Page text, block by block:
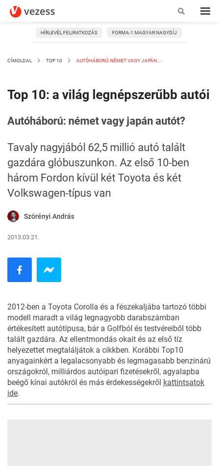
HÍRLEVÉL FELIRATKOZÁS FORMA-1 MAGYAR NAGYDÍJ
CÍMOLDAL TOP 10 AUTÓHÁBORÚ: NÉMET VAGY JAPÁN...
Top 10: a világ legnépszerűbb autói
Autóháború: német vagy japán autót?
Tavaly nagyjából 62,5 millió autó talált
gazdára glóbuszunkon. Az első 10-ben
három Fordon kívül két Toyota és két
Volkswagen-típus van
Szörényi András
2013.03.21.
2012-ben a Toyota Corolla és a fészekaljába tartozó többi
modell maradt a világ legnagyobb darabszámban
értékesített autótípusa, bár a Golfból és testvéreiből több
talált gazdára. Az ellentmondás okait és az első tíz
helyezettet megtaláljátok a cikkben. Korábbi Top10
anyagainkért a legalacsonyabb és legmagasabb benzinárú
országokról, milliárdos autóipari fizetésekről, agyalapba
beégő kínai autókról és más érdekességekről kattintsatok
ide.